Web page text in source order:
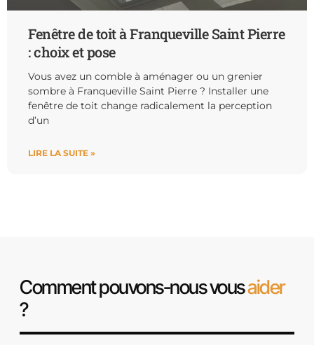
Fenêtre de toit à Franqueville Saint Pierre
: choix et pose
Vous avez un comble à aménager ou un grenier
sombre à Franqueville Saint Pierre ? Installer une
fenêtre de toit change radicalement la perception
d’un
LIRE LA SUITE »
Comment pouvons-nous vousaider
?